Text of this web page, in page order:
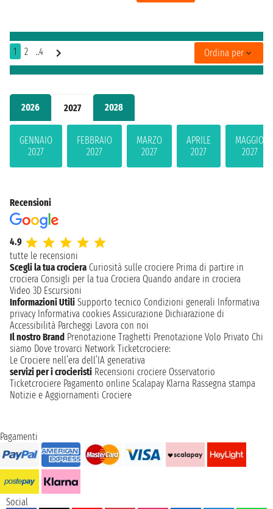
2026 2027 2028
GENNAIO
2027
FEBBRAIO
2027
MARZO
2027
APRILE
2027
MAGGIO
2027
1 2 ..4 Ordina per
Recensioni
4.9
tutte le recensioni
Scegli la tua crociera Curiosità sulle crociere Prima di partire in
crociera Consigli per la tua Crociera Quando andare in crociera
Video 3D Escursioni
Informazioni Utili Supporto tecnico Condizioni generali Informativa
privacy Informativa cookies Assicurazione Dichiarazione di
Accessibilità Parcheggi Lavora con noi
Il nostro Brand Prenotazione Traghetti Prenotazione Volo Privato Chi
siamo Dove trovarci Network Ticketcrociere:
Le Crociere nell’era dell’IA generativa
servizi per i crocieristi Recensioni crociere Osservatorio
Ticketcrociere Pagamento online Scalapay Klarna Rassegna stampa
Notizie e Aggiornamenti Crociere
Pagamenti
Social